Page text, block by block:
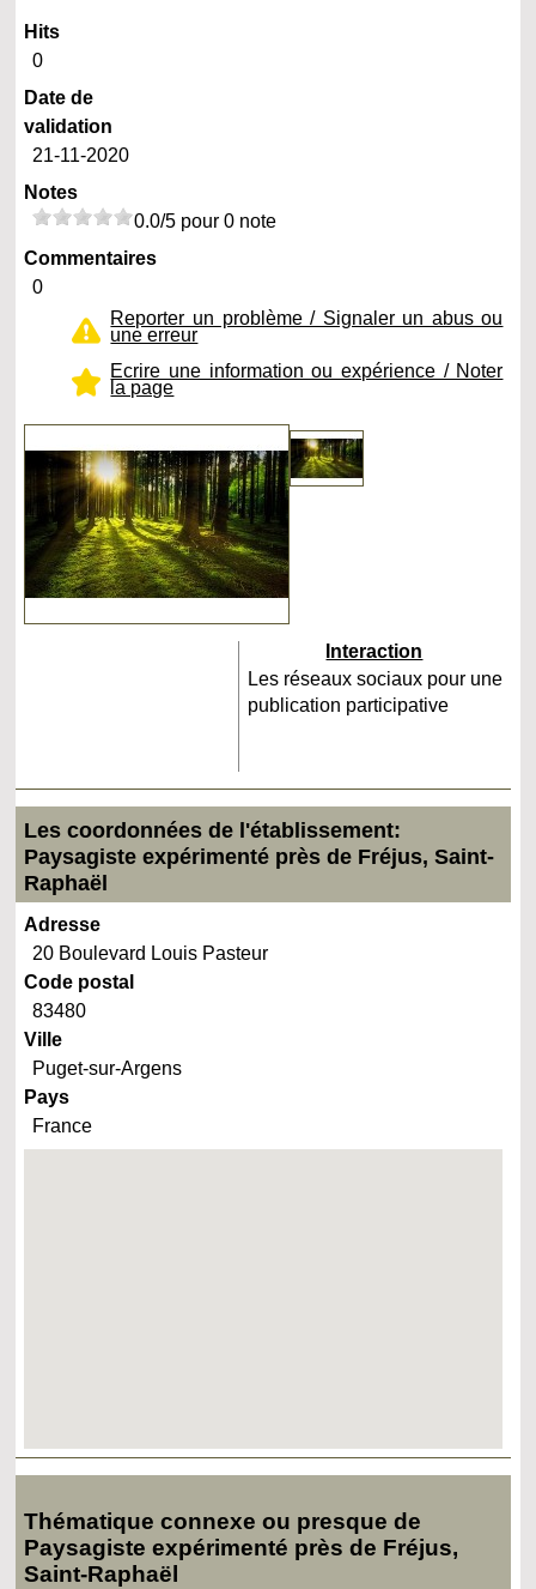
Hits
0
Date de
validation
21-11-2020
Notes
0.0/5 pour 0 note
Commentaires
0
Reporter un problème / Signaler un abus ou
une erreur
Ecrire une information ou expérience / Noter
la page
Interaction
Les réseaux sociaux pour une
publication participative
Les coordonnées de l'établissement:
Paysagiste expérimenté près de Fréjus, Saint-
Raphaël
Adresse
20 Boulevard Louis Pasteur
Code postal
83480
Ville
Puget-sur-Argens
Pays
France
Thématique connexe ou presque de
Paysagiste expérimenté près de Fréjus,
Saint-Raphaël